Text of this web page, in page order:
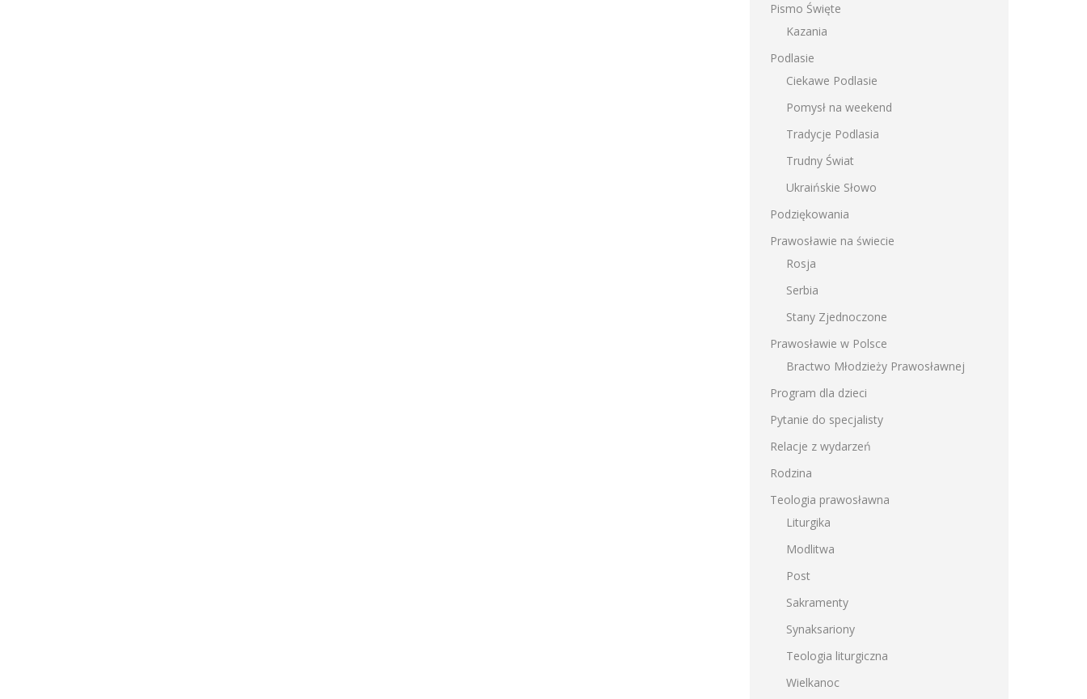
Pismo Święte
Kazania
Podlasie
Ciekawe Podlasie
Pomysł na weekend
Tradycje Podlasia
Trudny Świat
Ukraińskie Słowo
Podziękowania
Prawosławie na świecie
Rosja
Serbia
Stany Zjednoczone
Prawosławie w Polsce
Bractwo Młodzieży Prawosławnej
Program dla dzieci
Pytanie do specjalisty
Relacje z wydarzeń
Rodzina
Teologia prawosławna
Liturgika
Modlitwa
Post
Sakramenty
Synaksariony
Teologia liturgiczna
Wielkanoc